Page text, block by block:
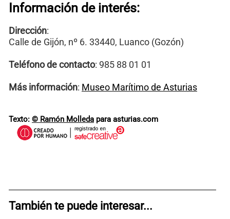
Información de interés:
Dirección:
Calle de Gijón, nº 6. 33440, Luanco (Gozón)
Teléfono de contacto: 985 88 01 01
Más información: Museo Marítimo de Asturias
Texto: © Ramón Molleda para asturias.com
También te puede interesar...